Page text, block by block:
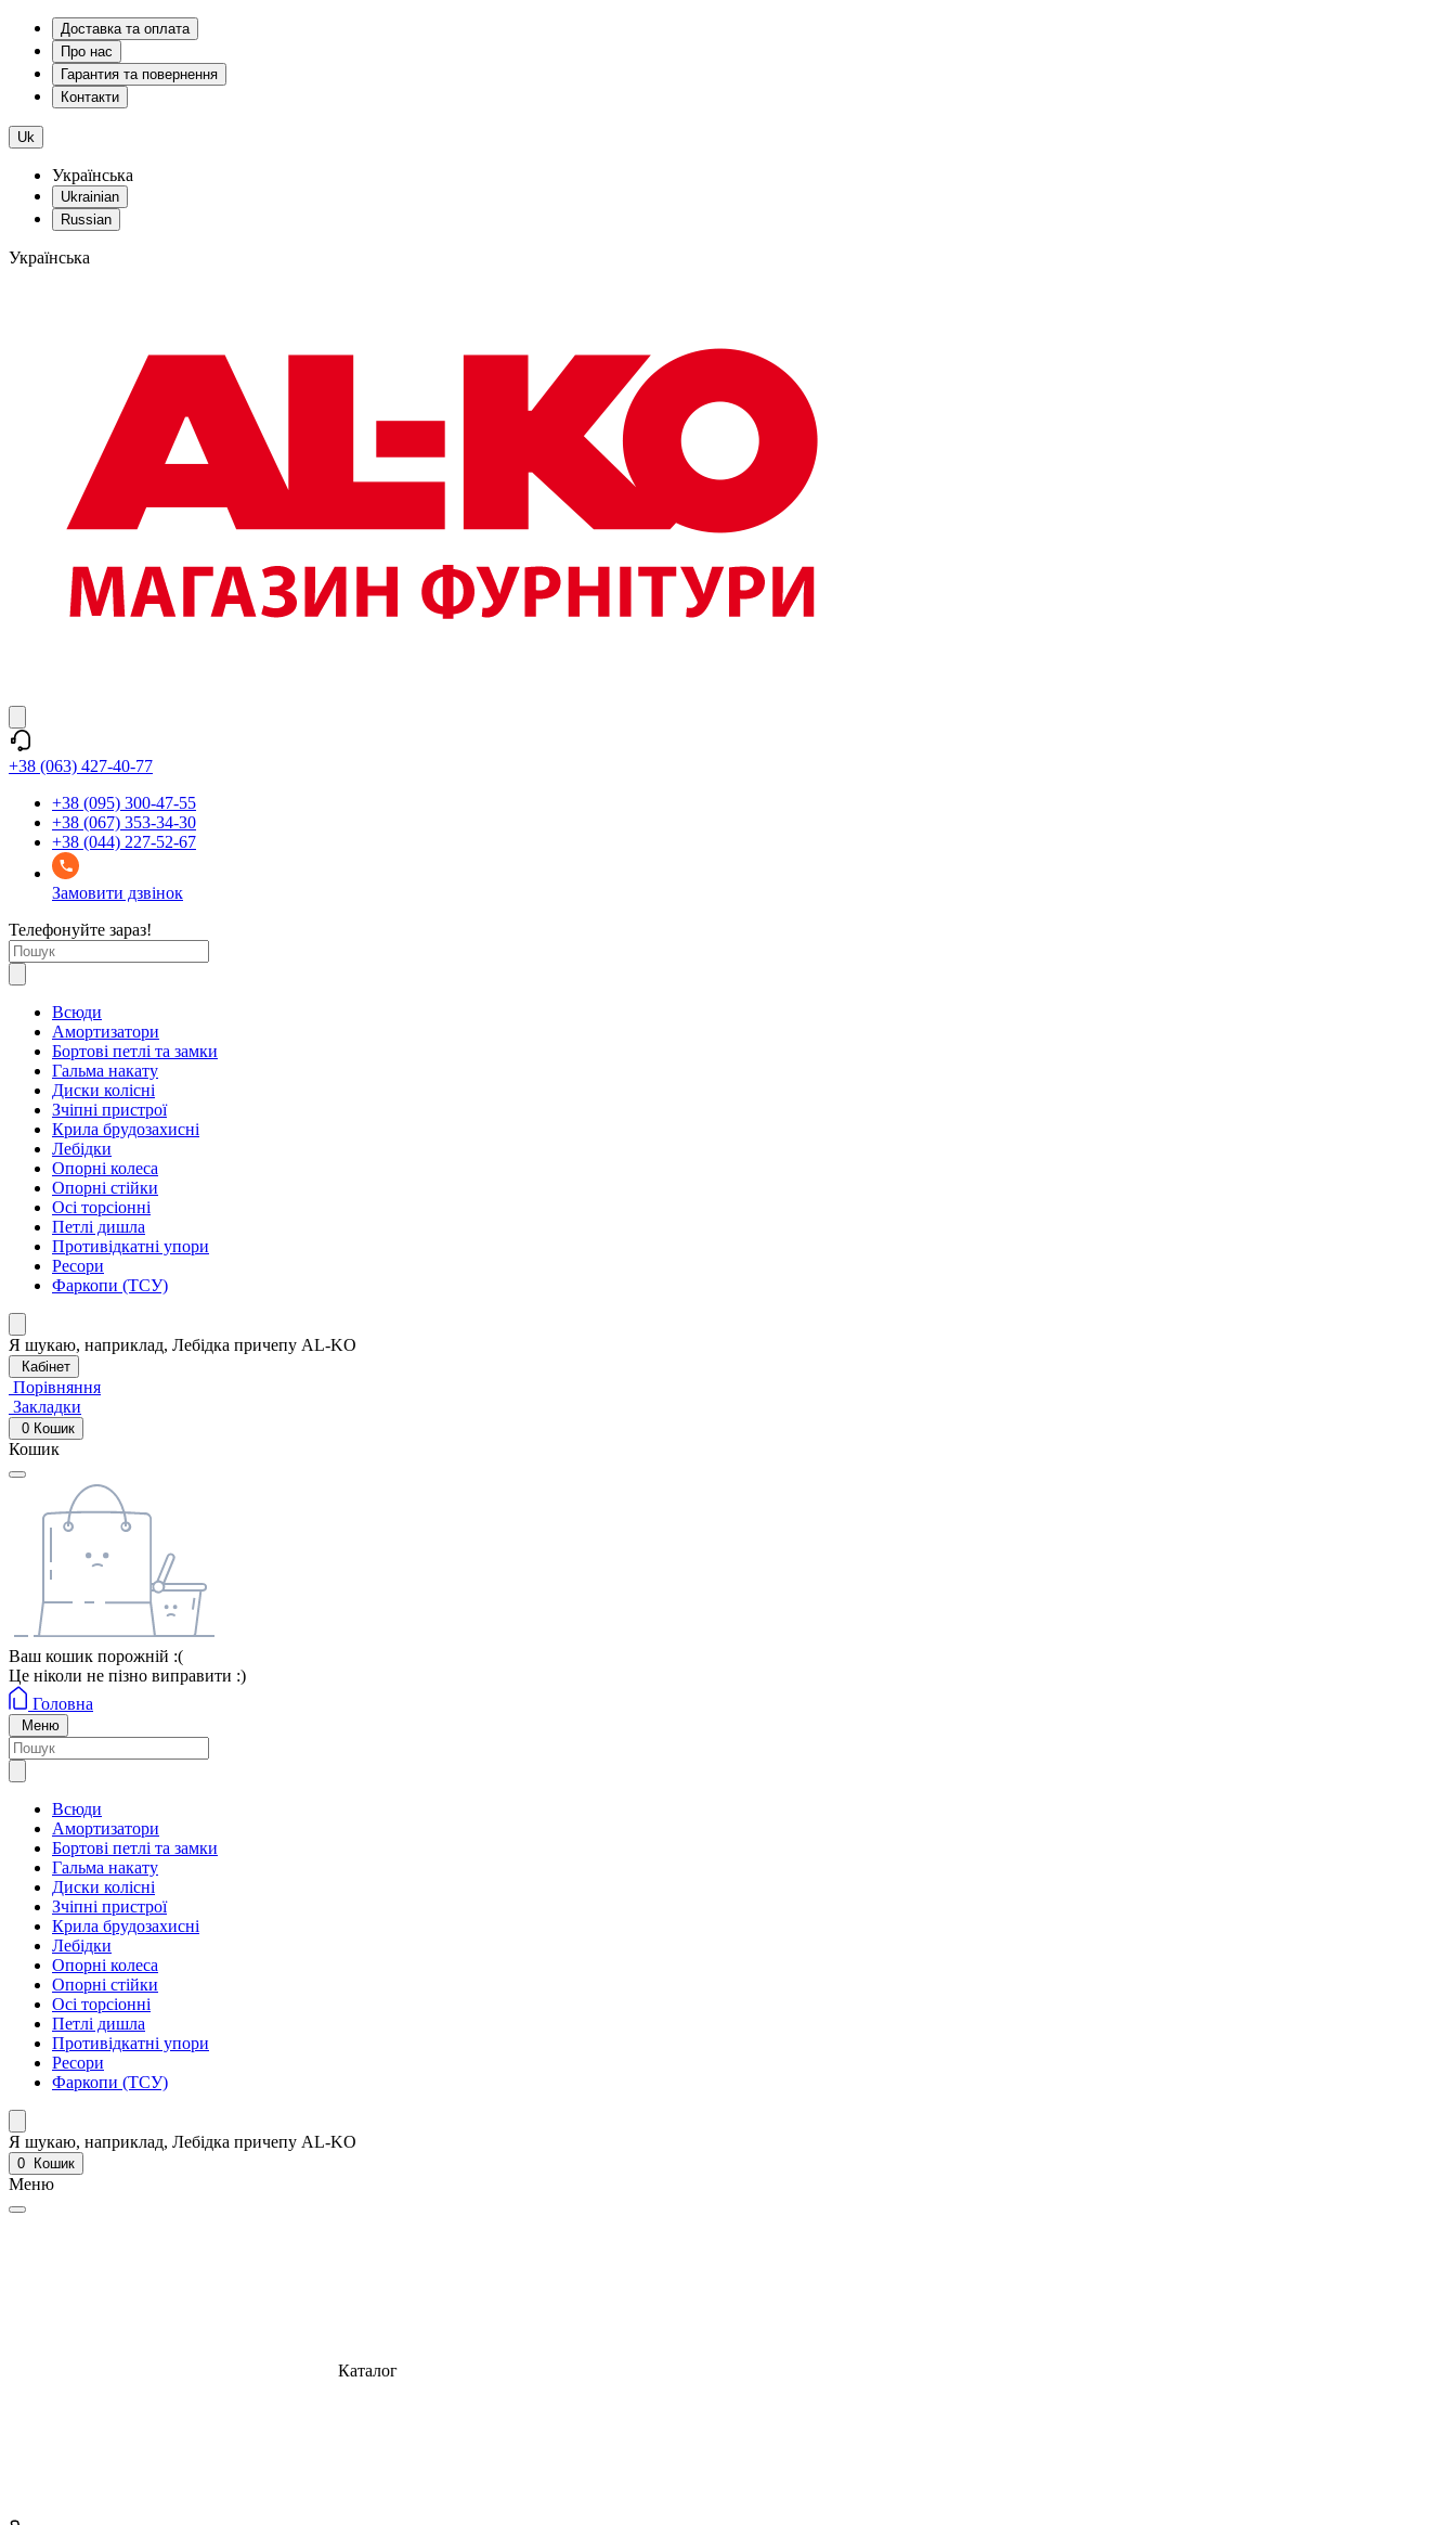
Доставка та оплата
Про нас
Гарантия та повернення
Контакти
Uk
Українська
Ukrainian
Russian
Українська
+38 (063) 427-40-77
+38 (095) 300-47-55
+38 (067) 353-34-30
+38 (044) 227-52-67
Замовити дзвінок
Телефонуйте зараз!
Всюди
Амортизатори
Бортові петлі та замки
Гальма накату
Диски колісні
Зчіпні пристрої
Крила брудозахисні
Лебідки
Опорні колеса
Опорні стійки
Осі торсіонні
Петлі дишла
Противідкатні упори
Ресори
Фаркопи (ТСУ)
Я шукаю, наприклад, Лебідка причепу AL-KO
Кабінет
Порівняння
Закладки
0 Кошик
Кошик
Ваш кошик порожній :(
Це ніколи не пізно виправити :)
Головна
Меню
Всюди
Амортизатори
Бортові петлі та замки
Гальма накату
Диски колісні
Зчіпні пристрої
Крила брудозахисні
Лебідки
Опорні колеса
Опорні стійки
Осі торсіонні
Петлі дишла
Противідкатні упори
Ресори
Фаркопи (ТСУ)
Я шукаю, наприклад, Лебідка причепу AL-KO
0 Кошик
Меню
Каталог